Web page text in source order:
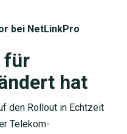
bei NetLinkPro
für
hat
den Rollout in Echtzeit
Telekom-